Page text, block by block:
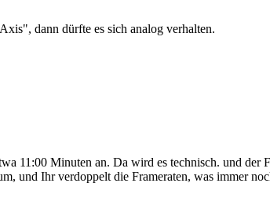
dann dürfte es sich analog verhalten.
11:00 Minuten an. Da wird es technisch. und der
Ihr verdoppelt die Frameraten, was immer